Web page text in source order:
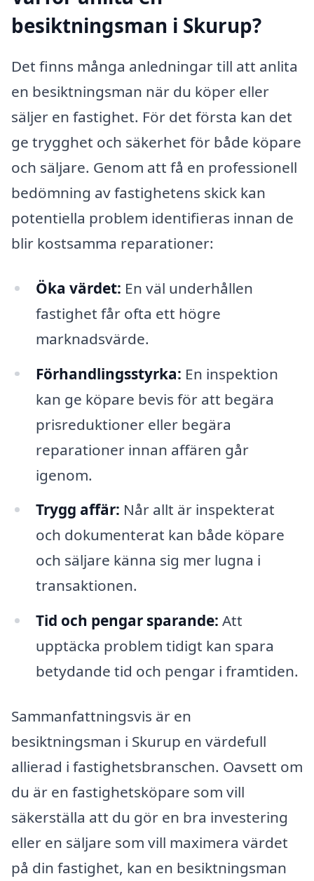
besiktningsman i Skurup?
Det finns många anledningar till att anlita
en besiktningsman när du köper eller
säljer en fastighet. För det första kan det
ge trygghet och säkerhet för både köpare
och säljare. Genom att få en professionell
bedömning av fastighetens skick kan
potentiella problem identifieras innan de
blir kostsamma reparationer:
Öka värdet: En väl underhållen
fastighet får ofta ett högre
marknadsvärde.
Förhandlingsstyrka: En inspektion
kan ge köpare bevis för att begära
prisreduktioner eller begära
reparationer innan affären går
igenom.
Trygg affär: Når allt är inspekterat
och dokumenterat kan både köpare
och säljare känna sig mer lugna i
transaktionen.
Tid och pengar sparande: Att
upptäcka problem tidigt kan spara
betydande tid och pengar i framtiden.
Sammanfattningsvis är en
besiktningsman i Skurup en värdefull
allierad i fastighetsbranschen. Oavsett om
du är en fastighetsköpare som vill
säkerställa att du gör en bra investering
eller en säljare som vill maximera värdet
på din fastighet, kan en besiktningsman